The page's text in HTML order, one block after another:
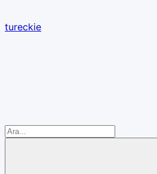
tureckie